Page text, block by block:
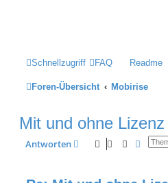
Schnellzugriff FAQ Readme
Foren-Übersicht Mobirise
Mit und ohne
Antworten Suche